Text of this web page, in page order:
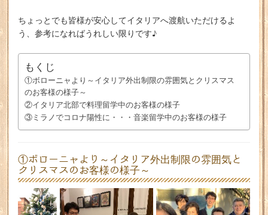
ちょっとでも皆様が安心してイタリアへ渡航いただけるよ
う、参考になればうれしい限りです♪
もくじ
①ボローニャより～イタリア外出制限の雰囲気とクリスマス
のお客様の様子～
②イタリア北部で料理留学中のお客様の様子
③ミラノでコロナ陽性に・・・音楽留学中のお客様の様子
①ボローニャより～イタリア外出制限の雰囲気と
クリスマスのお客様の様子～